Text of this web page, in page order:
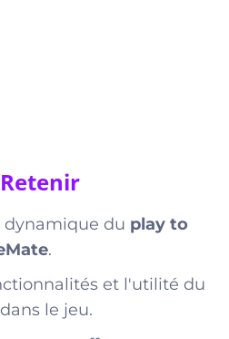
dynamique du play to
.
et l'utilité du
dans le jeu.